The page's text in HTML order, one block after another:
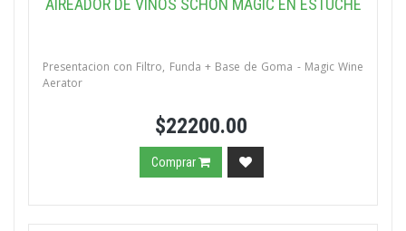
AIREADOR DE VINOS SCHON MAGIC EN ESTUCHE
Presentacion con Filtro, Funda + Base de Goma - Magic Wine
Aerator
$22200.00
Comprar